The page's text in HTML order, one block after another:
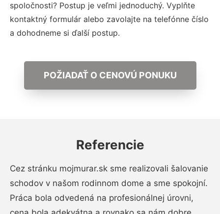
spoločnosti? Postup je veľmi jednoduchý. Vyplňte
kontaktný formulár alebo zavolajte na telefónne číslo
a dohodneme si ďalší postup.
POŽIADAŤ O CENOVÚ PONUKU
Referencie
Cez stránku mojmurar.sk sme realizovali šalovanie
schodov v našom rodinnom dome a sme spokojní.
Práca bola odvedená na profesionálnej úrovni,